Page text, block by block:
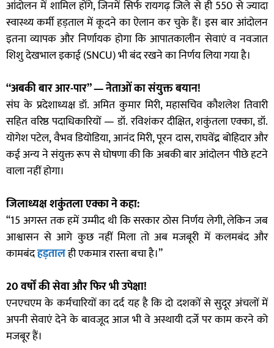
आंदोलन में शामिल होंगे, जिनमें सिर्फ रायगढ़ जिले से ही 550 से ज्यादा
स्वास्थ्य कर्मी हड़ताल में कूदने का ऐलान कर चुके हैं। इस बार आंदोलन
इतना व्यापक और निर्णायक होगा कि आपातकालीन सेवाएं व नवजात
शिशु देखभाल इकाई (SNCU) भी बंद रखने का निर्णय लिया गया है।
“अबकी बार आर-पार” — नेताओं का संयुक्त बयान!
संघ के प्रदेशाध्यक्ष डॉ. अमित कुमार मिरी, महासचिव कौशलेश तिवारी
सहित वरिष्ठ पदाधिकारियों — डॉ. रविशंकर दीक्षित, शकुंतला एक्का, डॉ.
योगेश पटेल, वैभव डियोडिया, आनंद मिरी, पूरन दास, राघवेंद्र बोहिदार और
कई अन्य ने संयुक्त रूप से घोषणा की कि अबकी बार आंदोलन पीछे हटने
वाला नहीं होगा।
जिलाध्यक्ष शकुंतला एक्का ने कहा:
“15 अगस्त तक हमें उम्मीद थी कि सरकार ठोस निर्णय लेगी, लेकिन जब
आश्वासन से आगे कुछ नहीं मिला तो अब मजबूरी में कलमबंद और
कामबंदहड़तालही एकमात्र रास्ता बचा है।”
20 वर्षों की सेवा और फिर भी उपेक्षा!
एनएचएम के कर्मचारियों का दर्द यह है कि दो दशकों से सुदूर अंचलों में
अपनी सेवाएं देने के बावजूद आज भी वे अस्थायी दर्जे पर काम करने को
मजबूर हैं।